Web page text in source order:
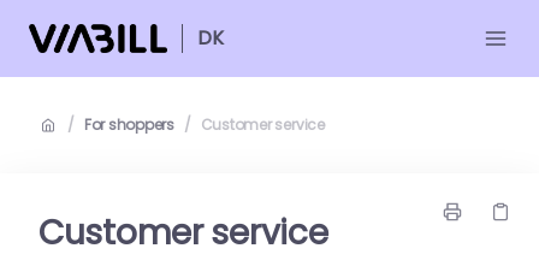
DK
/ For shoppers / Customer service
Customer service